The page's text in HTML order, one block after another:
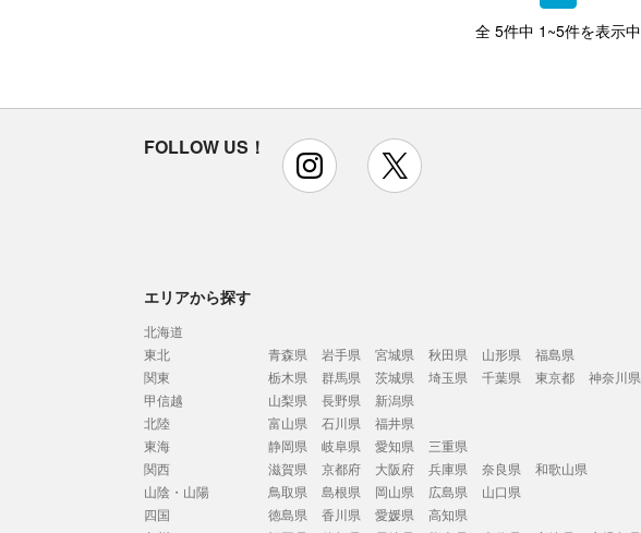
全 5件中 1~5件を表示中
FOLLOW US！ instagram
エリアから探す
北海道
東北
青森県 岩手県 宮城県 秋田県 山形県
福島県
関東
栃木県 群馬県 茨城県 埼玉県 千葉県 東京都
神奈川県
甲信越
山梨県 長野県
新潟県
北陸
富山県 石川県
福井県
東海
静岡県 岐阜県 愛知県
三重県
関西
滋賀県 京都府 大阪府 兵庫県 奈良県
和歌山県
山陰・山陽
鳥取県 島根県 岡山県 広島県
山口県
四国
徳島県 香川県 愛媛県
高知県